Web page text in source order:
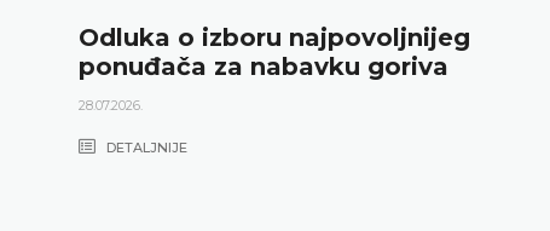
Odluka o izboru najpovoljnijeg
ponuđača za nabavku goriva
28.07.2026.
DETALJNIJE